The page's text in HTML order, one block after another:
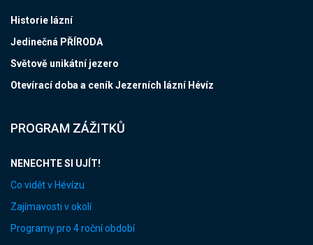
Historie lázní
Jedinečná PŘÍRODA
Světově unikátní jezero
Otevírací doba a ceník Jezerních lázní Hévíz
PROGRAM ZÁŽITKŮ
NENECHTE SI UJÍT!
Co vidět v Hévízu
Zajímavosti v okolí
Programy pro 4 roční období